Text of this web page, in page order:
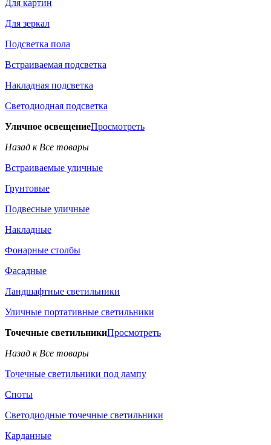
Для картин
Для зеркал
Подсветка пола
Встраиваемая подсветка
Накладная подсветка
Светодиодная подсветка
Уличное освещениеПросмотреть
Назад к Все товары
Встраиваемые уличные
Грунтовые
Подвесные уличные
Накладные
Фонарные столбы
Фасадные
Ландшафтные светильники
Уличные портативные светильники
Точечные светильникиПросмотреть
Назад к Все товары
Точечные светильники под лампу
Споты
Светодиодные точечные светильники
Карданные